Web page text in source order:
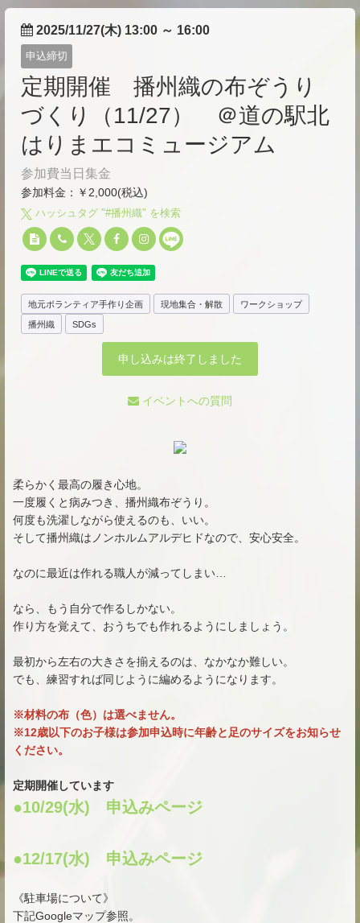
2025/11/27(木) 13:00 ～ 16:00
申込締切
定期開催 播州織の布ぞうり
づくり（11/27） ＠道の駅北
はりまエコミュージアム
参加費当日集金
参加料金：￥2,000(税込)
ハッシュタグ "#播州織" を検索
地元ボランティア手作り企画 現地集合・解散 ワークショップ
播州織 SDGs
申し込みは終了しました
イベントへの質問
柔らかく最高の履き心地。
一度履くと病みつき、播州織布ぞうり。
何度も洗濯しながら使えるのも、いい。
そして播州織はノンホルムアルデヒドなので、安心安全。
なのに最近は作れる職人が減ってしまい…
なら、もう自分で作るしかない。
作り方を覚えて、おうちでも作れるようにしましょう。
最初から左右の大きさを揃えるのは、なかなか難しい。
でも、練習すれば同じように編めるようになります。
※材料の布（色）は選べません。
※12歳以下のお子様は参加申込時に年齢と足のサイズをお知らせ
ください。
定期開催しています
●10/29(水) 申込みページ
●12/17(水) 申込みページ
《駐車場について》
下記Googleマップ参照。